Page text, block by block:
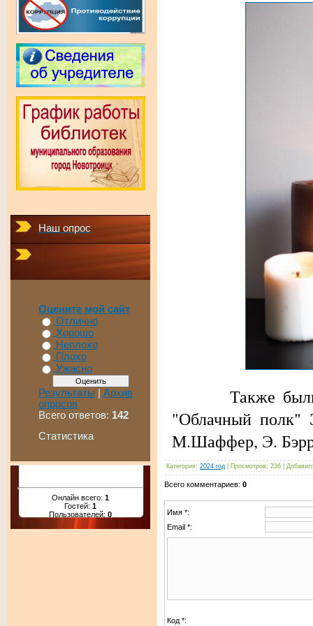
Наш опрос
Оцените мой сайт
Отлично
Хорошо
Неплохо
Плохо
Ужасно
Результаты | Архив
опросов
Всего ответов: 142
Статистика
Онлайн всего: 1
Гостей: 1
Пользователей: 0
Также были
"Облачный полк"
М.Шаффер, Э.
Категория: 2024 год Просмотров: 236 Добавил:
Всего комментариев: 0
Имя *:
Email *:
Код *: